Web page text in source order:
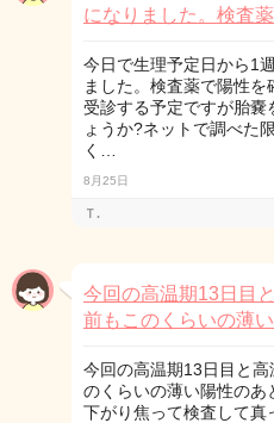
になりました。検査
今日で生理予定日から1
ました。検査薬で陽性
受診する予定ですが胎嚢
ょうか?ネットで調べた
く…
8月25日
Ｔ.
今回の高温期13日目
前もこのくらいの薄
今回の高温期13日目と
のくらいの薄い陽性の
下がり焦って検査して